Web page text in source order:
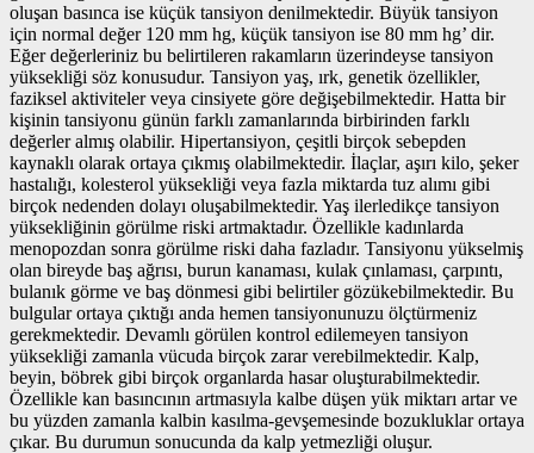
oluşan basınca ise küçük tansiyon denilmektedir. Büyük tansiyon
için normal değer 120 mm hg, küçük tansiyon ise 80 mm hg’ dir.
Eğer değerleriniz bu belirtileren rakamların üzerindeyse tansiyon
yüksekliği söz konusudur. Tansiyon yaş, ırk, genetik özellikler,
faziksel aktiviteler veya cinsiyete göre değişebilmektedir. Hatta bir
kişinin tansiyonu günün farklı zamanlarında birbirinden farklı
değerler almış olabilir. Hipertansiyon, çeşitli birçok sebepden
kaynaklı olarak ortaya çıkmış olabilmektedir. İlaçlar, aşırı kilo, şeker
hastalığı, kolesterol yüksekliği veya fazla miktarda tuz alımı gibi
birçok nedenden dolayı oluşabilmektedir. Yaş ilerledikçe tansiyon
yüksekliğinin görülme riski artmaktadır. Özellikle kadınlarda
menopozdan sonra görülme riski daha fazladır. Tansiyonu yükselmiş
olan bireyde baş ağrısı, burun kanaması, kulak çınlaması, çarpıntı,
bulanık görme ve baş dönmesi gibi belirtiler gözükebilmektedir. Bu
bulgular ortaya çıktığı anda hemen tansiyonunuzu ölçtürmeniz
gerekmektedir. Devamlı görülen kontrol edilemeyen tansiyon
yüksekliği zamanla vücuda birçok zarar verebilmektedir. Kalp,
beyin, böbrek gibi birçok organlarda hasar oluşturabilmektedir.
Özellikle kan basıncının artmasıyla kalbe düşen yük miktarı artar ve
bu yüzden zamanla kalbin kasılma-gevşemesinde bozukluklar ortaya
çıkar. Bu durumun sonucunda da kalp yetmezliği oluşur.